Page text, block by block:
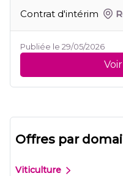
Contrat d'intérim
Publiée le 29/05/2026
Offres par
Viticulture